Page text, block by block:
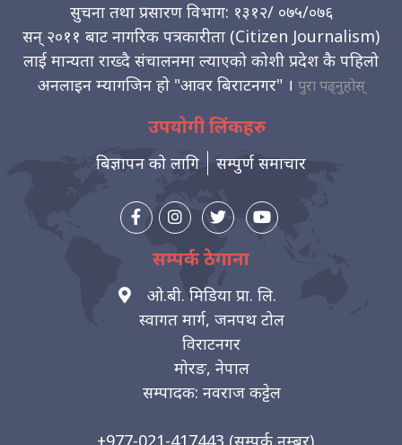
सुचना तथा प्रसारण विभाग: १३१२/ ०७५/०७६
सन् २०११ बाट नागरिक पत्रकारीता (Citizen Journalism)
लाई मान्यता राख्दै संचालनमा ल्याएको कोशी प्रदेश कै पहिलो
अनलाइन म्यागजिन हो "आवर बिराटनगर" । पुरा पढ्नुहोस्
उपयोगी लिंकहरु
बिज्ञापन को लागि सम्पुर्ण समाचार
सम्पर्क ठेगाना
ओ.बी. मिडिया प्रा. लि.
स्वागत मार्ग, जनपथ टोल
विराटनगर
मोरङ, नेपाल
सम्पादक: नवराज कट्टेल
+977-021-417443 (सम्पर्क नम्बर)